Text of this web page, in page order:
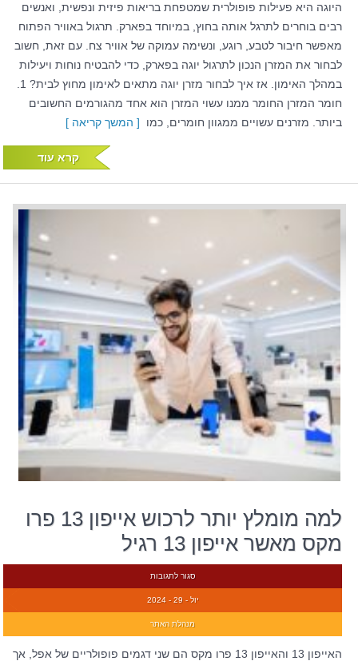
היוגה היא פעילות פופולרית שמטפחת בריאות פיזית ונפשית, ואנשים
רבים בוחרים לתרגל אותה בחוץ, במיוחד בפארק. תרגול באוויר הפתוח
מאפשר חיבור לטבע, רוגע, ונשימה עמוקה של אוויר צח. עם זאת, חשוב
לבחור את המזרן הנכון לתרגול יוגה בפארק, כדי להבטיח נוחות ויעילות
חומר המזרן החומר ממנו עשוי המזרן הוא אחד מהגורמים החשובים
ביותר. מזרנים עשויים ממגוון חומרים, כמו [ המשך קריאה ]
קרא עוד
למה מומלץ יותר לרכוש אייפון 13 פרו
מקס מאשר אייפון 13 רגיל
סגור לתגובות
יול - 29 - 2024
מנהלת האתר
האייפון 13 והאייפון 13 פרו מקס הם שני דגמים פופולריים של אפל, אך